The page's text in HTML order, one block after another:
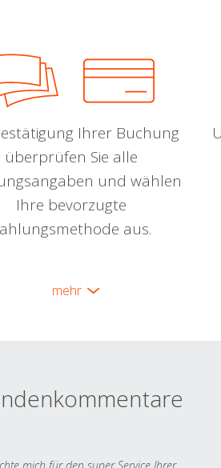
Ihrer Buchung
überprüfen Sie alle
und wählen
Ihre bevorzugte
aus.
mehr